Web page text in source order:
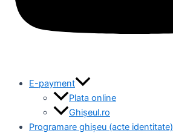
E-payment
Plata online
Ghișeul.ro
Programare ghișeu (acte identitate)